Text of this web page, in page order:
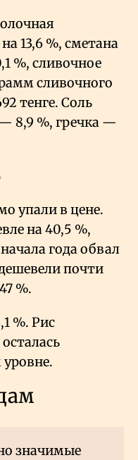
13,6 %, сметана
%, сливочное
сливочного
тенге. Соль
8,9 %, гречка —
упали в цене.
на 40,5 %,
года обвал
почти
%.
%. Рис
значимые